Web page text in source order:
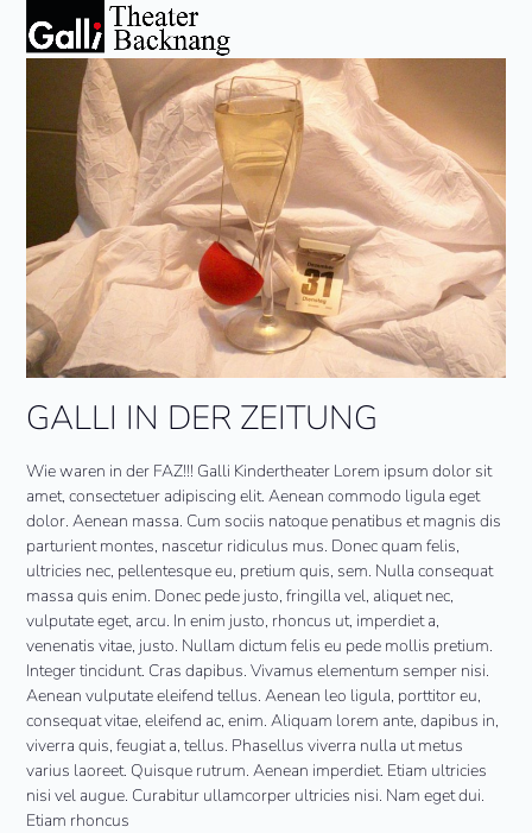
mobile
menu
mobile
menu
GALLI IN DER ZEITUNG
Wie waren in der FAZ!!! Galli Kindertheater Lorem ipsum dolor sit
amet, consectetuer adipiscing elit. Aenean commodo ligula eget
dolor. Aenean massa. Cum sociis natoque penatibus et magnis dis
parturient montes, nascetur ridiculus mus. Donec quam felis,
ultricies nec, pellentesque eu, pretium quis, sem. Nulla consequat
massa quis enim. Donec pede justo, fringilla vel, aliquet nec,
vulputate eget, arcu. In enim justo, rhoncus ut, imperdiet a,
venenatis vitae, justo. Nullam dictum felis eu pede mollis pretium.
Integer tincidunt. Cras dapibus. Vivamus elementum semper nisi.
Aenean vulputate eleifend tellus. Aenean leo ligula, porttitor eu,
consequat vitae, eleifend ac, enim. Aliquam lorem ante, dapibus in,
viverra quis, feugiat a, tellus. Phasellus viverra nulla ut metus
varius laoreet. Quisque rutrum. Aenean imperdiet. Etiam ultricies
nisi vel augue. Curabitur ullamcorper ultricies nisi. Nam eget dui.
Etiam rhoncus